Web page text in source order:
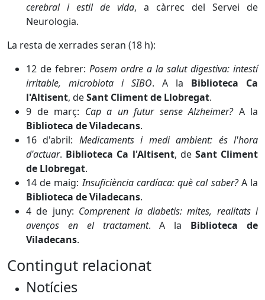
cerebral i estil de vida, a càrrec del Servei de
Neurologia.
La resta de xerrades seran (18 h):
12 de febrer: Posem ordre a la salut digestiva: intestí
irritable, microbiota i SIBO. A la Biblioteca Ca
l'Altisent, deSant Climent de Llobregat.
9 de març: Cap a un futur sense Alzheimer?A la
Biblioteca de Viladecans.
16 d'abril: Medicaments i medi ambient: és l'hora
d'actuar. Biblioteca Ca l'Altisent, de Sant Climent
de Llobregat.
14 de maig:Insuficiència cardíaca: què cal saber?A la
Biblioteca de Viladecans.
4 de juny: Comprenent la diabetis: mites, realitats i
avenços en el tractament. A la Biblioteca de
Viladecans.
Contingut relacionat
Notícies